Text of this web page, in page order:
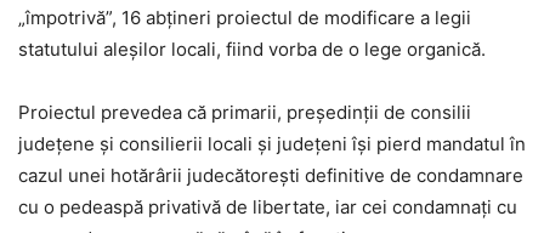
„împotrivă”, 16 abţineri proiectul de modificare a legii
statutului aleşilor locali, fiind vorba de o lege organică.
Proiectul prevedea că primarii, preşedinţii de consilii
judeţene şi consilierii locali şi judeţeni îşi pierd mandatul în
cazul unei hotărârii judecătoreşti definitive de condamnare
cu o pedeaspă privativă de libertate, iar cei condamnaţi cu